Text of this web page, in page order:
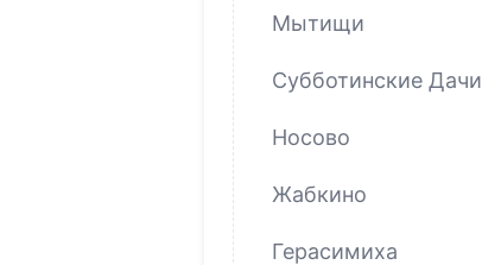
Мытищи
Субботинские Дачи
Носово
Жабкино
Герасимиха